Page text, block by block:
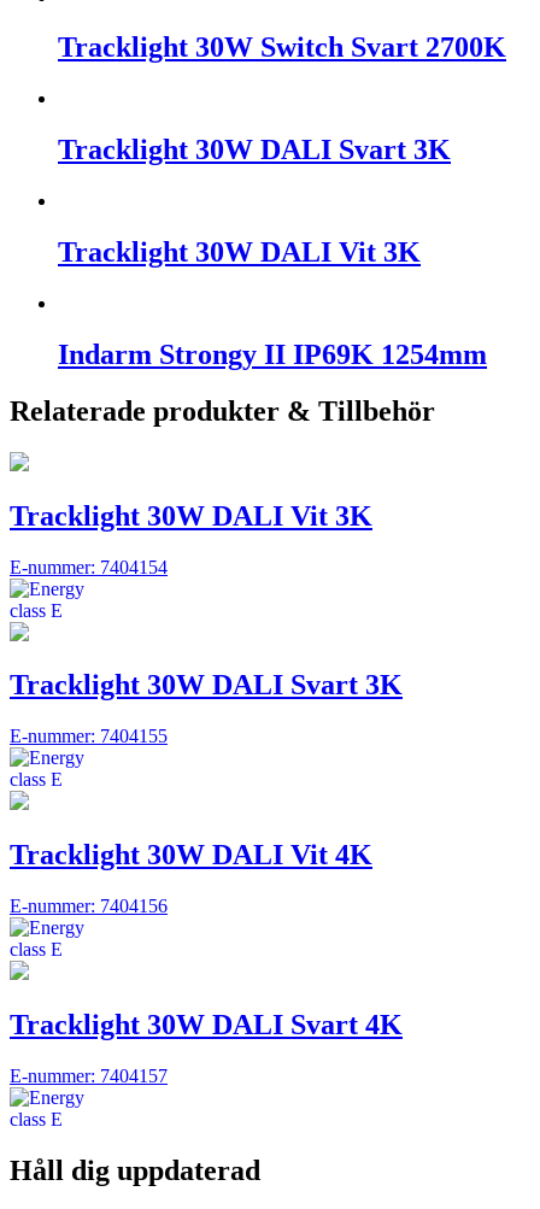
Tracklight 30W Switch Svart 2700K
Tracklight 30W DALI Svart 3K
Tracklight 30W DALI Vit 3K
Indarm Strongy II IP69K 1254mm
Relaterade produkter & Tillbehör
Tracklight 30W DALI Vit 3K
E-nummer: 7404154
Tracklight 30W DALI Svart 3K
E-nummer: 7404155
Tracklight 30W DALI Vit 4K
E-nummer: 7404156
Tracklight 30W DALI Svart 4K
E-nummer: 7404157
Håll dig uppdaterad